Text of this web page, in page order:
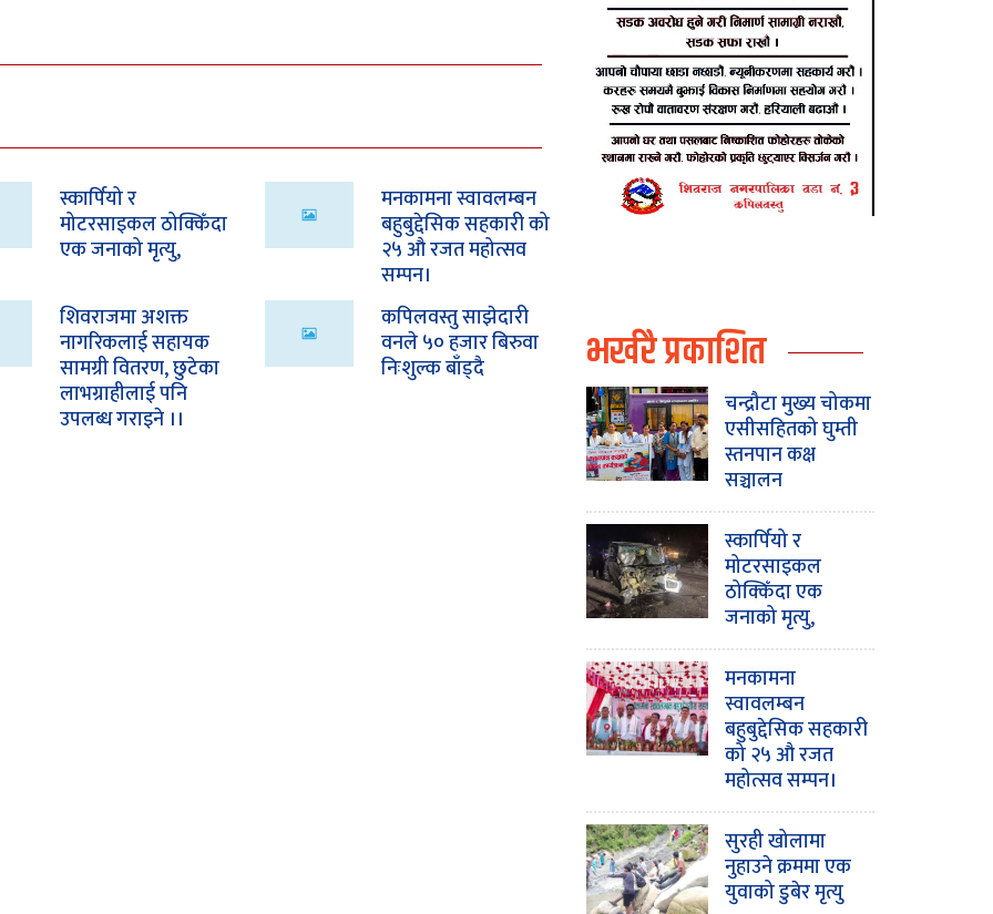
स्कार्पियो र
मोटरसाइकल ठोक्किँदा
एक जनाको मृत्यु,
मनकामना स्वावलम्बन
बहुबुद्देसिक सहकारी को
२५ औ रजत महोत्सव
सम्पन।
शिवराजमा अशक्त
नागरिकलाई सहायक
सामग्री वितरण, छुटेका
लाभग्राहीलाई पनि
उपलब्ध गराइने ।।
कपिलवस्तु साझेदारी
वनले ५० हजार बिरुवा
निःशुल्क बाँड्दै भर्खरै प्रकाशित
चन्द्रौटा मुख्य चोकमा
एसीसहितको घुम्ती
स्तनपान कक्ष
सञ्चालन
स्कार्पियो र
मोटरसाइकल
ठोक्किँदा एक
जनाको मृत्यु,
मनकामना
स्वावलम्बन
बहुबुद्देसिक सहकारी
को २५ औ रजत
महोत्सव सम्पन।
सुरही खोलामा
नुहाउने क्रममा एक
युवाको डुबेर मृत्यु